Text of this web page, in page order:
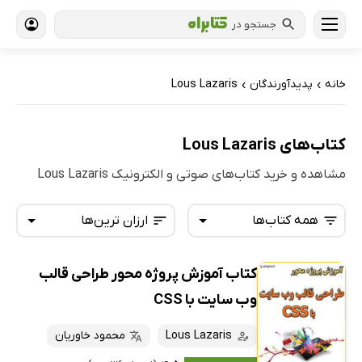
جستجو در
خانه › پدیدآورندگان ›
Lous Lazaris
کتاب‌های Lous Lazaris
مشاهده و خرید کتاب‌های صوتی و الکترونیک Lous Lazaris
ارزان ترین‌ها
تازه‌ها
پرفروش‌ها
همه کتاب‌ها
همه کتاب‌ها
کتاب‌های صوتی
کتاب‌های متنی
کتاب آموزش پروژه محور طراحی قالب
وب سایت با CSS
Lous Lazaris
محمود خاوریان